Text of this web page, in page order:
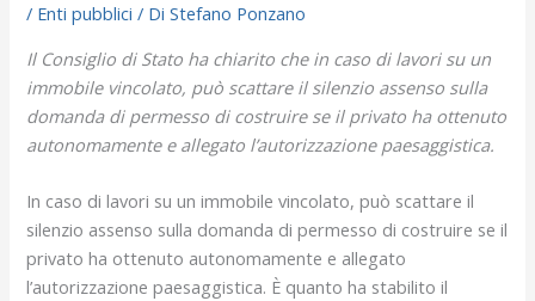
/ Enti pubblici / DiStefano Ponzano
Il Consiglio di Stato ha chiarito che in caso di lavori su un
immobile vincolato, può scattare il silenzio assenso sulla
domanda di permesso di costruire se il privato ha ottenuto
autonomamente e allegato l’autorizzazione paesaggistica.
In caso di lavori su un immobile vincolato, può scattare il
silenzio assenso sulla domanda di permesso di costruire se il
privato ha ottenuto autonomamente e allegato
l’autorizzazione paesaggistica. È quanto ha stabilito il